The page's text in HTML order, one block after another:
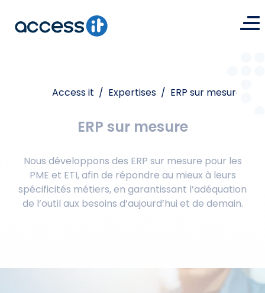
Access it / Expertises / ERP sur mesure
ERP sur mesure
Nous développons des ERP sur mesure pour les
PME et ETI, afin de répondre au mieux à leurs
spécificités métiers, en garantissant l’adéquation
de l’outil aux besoins d’aujourd’hui et de demain.